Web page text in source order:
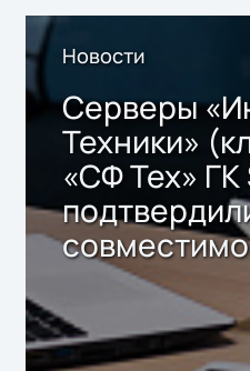
Новости
Серверы
Техники»
«СФ Тех»
решением
Storage 2.x
хранения